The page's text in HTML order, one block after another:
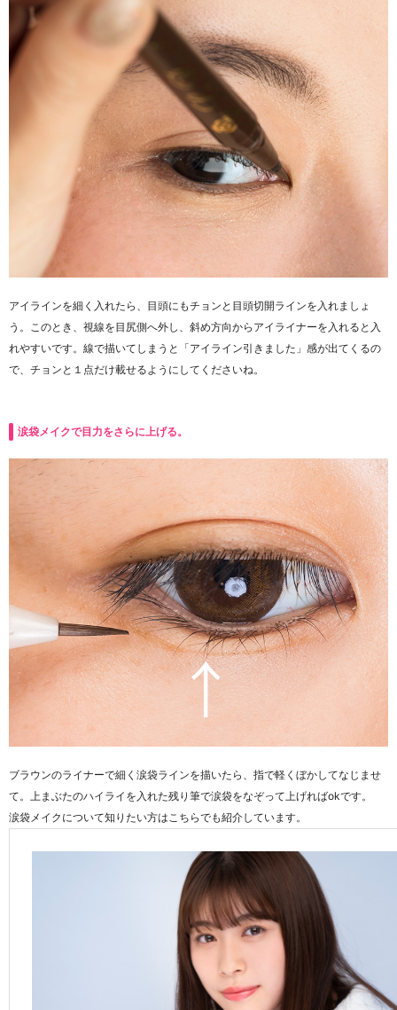
アイラインを細く入れたら、目頭にもチョンと目頭切開ラインを入れましょ
う。このとき、視線を目尻側へ外し、斜め方向からアイライナーを入れると入
れやすいです。線で描いてしまうと「アイライン引きました」感が出てくるの
で、チョンと１点だけ載せるようにしてくださいね。
涙袋メイクで目力をさらに上げる。
ブラウンのライナーで細く涙袋ラインを描いたら、指で軽くぼかしてなじませ
て。上まぶたのハイライを入れた残り筆で涙袋をなぞって上げればokです。
涙袋メイクについて知りたい方はこちらでも紹介しています。